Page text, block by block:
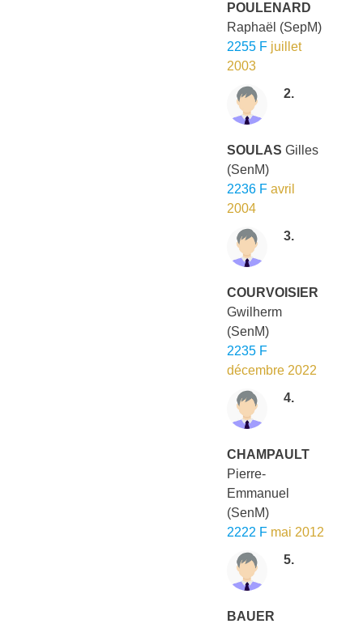
POULENARD
Raphaël (SepM)
2255 F juillet
2003
2.
SOULAS Gilles
(SenM)
2236 F avril
2004
3.
COURVOISIER
Gwilherm
(SenM)
2235 F
décembre 2022
4.
CHAMPAULT
Pierre-
Emmanuel
(SenM)
2222 F mai 2012
5.
BAUER